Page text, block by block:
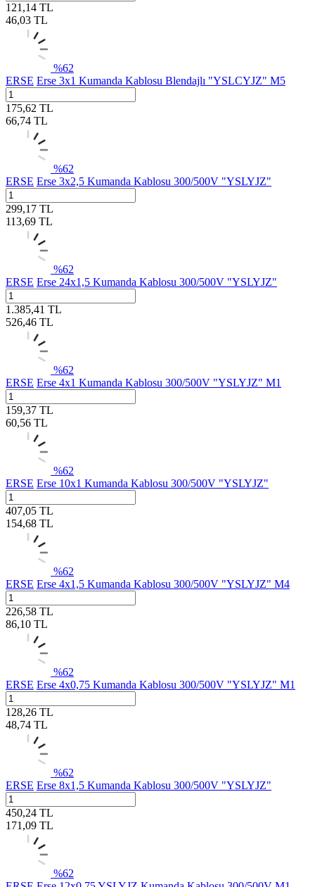
121,14 TL
46,03 TL
%62
ERSE Erse 3x1 Kumanda Kablosu Blendajlı "YSLCYJZ" M5
175,62 TL
66,74 TL
%62
ERSE Erse 3x2,5 Kumanda Kablosu 300/500V "YSLYJZ"
299,17 TL
113,69 TL
%62
ERSE Erse 24x1,5 Kumanda Kablosu 300/500V "YSLYJZ"
1.385,41 TL
526,46 TL
%62
ERSE Erse 4x1 Kumanda Kablosu 300/500V "YSLYJZ" M1
159,37 TL
60,56 TL
%62
ERSE Erse 10x1 Kumanda Kablosu 300/500V "YSLYJZ"
407,05 TL
154,68 TL
%62
ERSE Erse 4x1,5 Kumanda Kablosu 300/500V "YSLYJZ" M4
226,58 TL
86,10 TL
%62
ERSE Erse 4x0,75 Kumanda Kablosu 300/500V "YSLYJZ" M1
128,26 TL
48,74 TL
%62
ERSE Erse 8x1,5 Kumanda Kablosu 300/500V "YSLYJZ"
450,24 TL
171,09 TL
%62